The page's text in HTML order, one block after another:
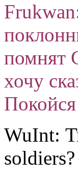
помнят
хочу
WuInt:
soldiers?